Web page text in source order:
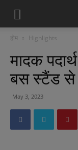
होम Highlights
मादक
बस स्टैंड से
May 3, 2023